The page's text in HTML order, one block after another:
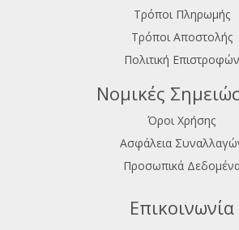
Τρόποι Πληρωμής
Τρόποι Αποστολής
Πολιτική Επιστροφών
Νομικές
Όροι Χρήσης
Ασφάλεια
Προσωπικά
Επικοινωνία